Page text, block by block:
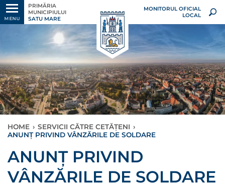
MENU
PRIMĂRIA
MUNICIPIULUI
SATU MARE
MONITORUL OFICIAL
LOCAL
HOME › SERVICII CĂTRE CETĂȚENI ›
ANUNȚ PRIVIND VÂNZĂRILE DE SOLDARE
ANUNȚ PRIVIND
VÂNZĂRILE DE SOLDARE